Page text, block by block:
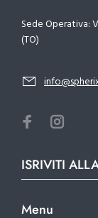
Sede Operativa:
(TO)
ISRIVITI
Menu